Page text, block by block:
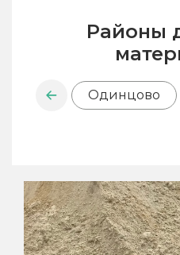
Районы
Одинцово